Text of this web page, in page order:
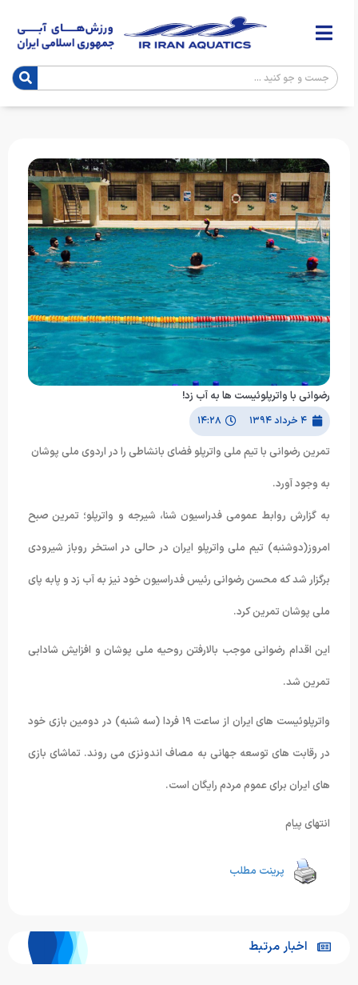
رضوانی با واترپلوئیست ها به آب زد!
۴ خرداد ۱۳۹۴ ۱۴:۲۸
تمرین رضوانی با تیم ملی واترپلو فضای بانشاطی را در اردوی ملی پوشان
به وجود آورد.
به گزارش روابط عمومی فدراسیون شنا، شیرجه و واترپلو؛ تمرین صبح
امروز(دوشنبه) تیم ملی واترپلو ایران در حالی در استخر روباز شیرودی
برگزار شد که محسن رضوانی رئیس فدراسیون خود نیز به آب زد و پابه پای
ملی پوشان تمرین کرد.
این اقدام رضوانی موجب بالارفتن روحیه ملی پوشان و افزایش شادابی
تمرین شد.
واترپلوئیست های ایران از ساعت ۱۹ فردا (سه شنبه) در دومین بازی خود
در رقابت های توسعه جهانی به مصاف اندونزی می روند. تماشای بازی
های ایران برای عموم مردم رایگان است.
انتهای پیام
پرینت مطلب
اخبار مرتبط